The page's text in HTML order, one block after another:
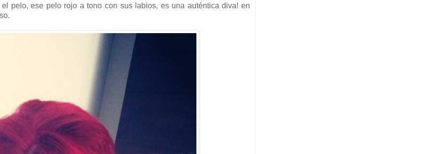
pelo, ese pelo rojo a tono con sus labios, es una auténtica diva! en